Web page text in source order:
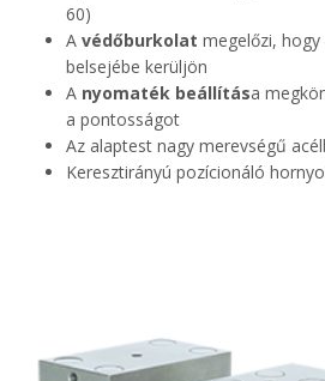
60)
A védőburkolat megelőzi,
belsejébe kerüljön
A nyomaték beállítása
a pontosságot
Az alaptest nagy merevségű
Keresztirányú pozícionáló